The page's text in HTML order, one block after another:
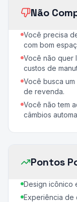
Não
Você precisa
com bom
Você não quer
custos de
Você busca
de revenda.
Você não tem
câmbios
Pontos
Design icônico
Experiência de